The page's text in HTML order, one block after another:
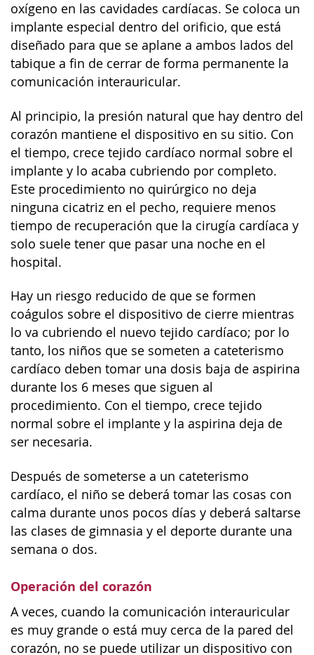
oxígeno en las cavidades cardíacas. Se coloca un
implante especial dentro del orificio, que está
diseñado para que se aplane a ambos lados del
tabique a fin de cerrar de forma permanente la
comunicación interauricular.
Al principio, la presión natural que hay dentro del
corazón mantiene el dispositivo en su sitio. Con
el tiempo, crece tejido cardíaco normal sobre el
implante y lo acaba cubriendo por completo.
Este procedimiento no quirúrgico no deja
ninguna cicatriz en el pecho, requiere menos
tiempo de recuperación que la cirugía cardíaca y
solo suele tener que pasar una noche en el
hospital.
Hay un riesgo reducido de que se formen
coágulos sobre el dispositivo de cierre mientras
lo va cubriendo el nuevo tejido cardíaco; por lo
tanto, los niños que se someten a cateterismo
cardíaco deben tomar una dosis baja de aspirina
durante los 6 meses que siguen al
procedimiento. Con el tiempo, crece tejido
normal sobre el implante y la aspirina deja de
ser necesaria.
Después de someterse a un cateterismo
cardíaco, el niño se deberá tomar las cosas con
calma durante unos pocos días y deberá saltarse
las clases de gimnasia y el deporte durante una
semana o dos.
Operación del corazón
A veces, cuando la comunicación interauricular
es muy grande o está muy cerca de la pared del
corazón, no se puede utilizar un dispositivo con